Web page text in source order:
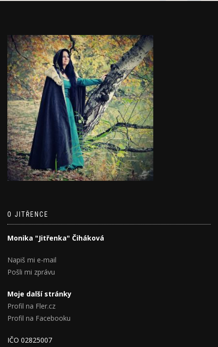
O JITŘENCE
Monika "Jitřenka" Čiháková
Napiš mi e-mail
Pošli mi zprávu
Moje další stránky
Profil na Fler.cz
Profil na Facebooku
IČO 02825007